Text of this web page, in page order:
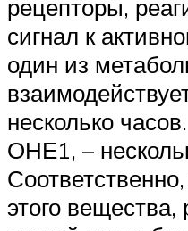
рецепторы,
сигнал к
один из
несколько
ОНЕ1, –
этого вещества,